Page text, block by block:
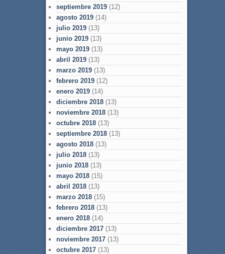
septiembre 2019(12)
agosto 2019(14)
julio 2019(13)
junio 2019(13)
mayo 2019(13)
abril 2019(13)
marzo 2019(13)
febrero 2019(12)
enero 2019(14)
diciembre 2018(13)
noviembre 2018(13)
octubre 2018(13)
septiembre 2018(13)
agosto 2018(13)
julio 2018(13)
junio 2018(13)
mayo 2018(15)
abril 2018(13)
marzo 2018(15)
febrero 2018(13)
enero 2018(14)
diciembre 2017(13)
noviembre 2017(13)
octubre 2017(13)